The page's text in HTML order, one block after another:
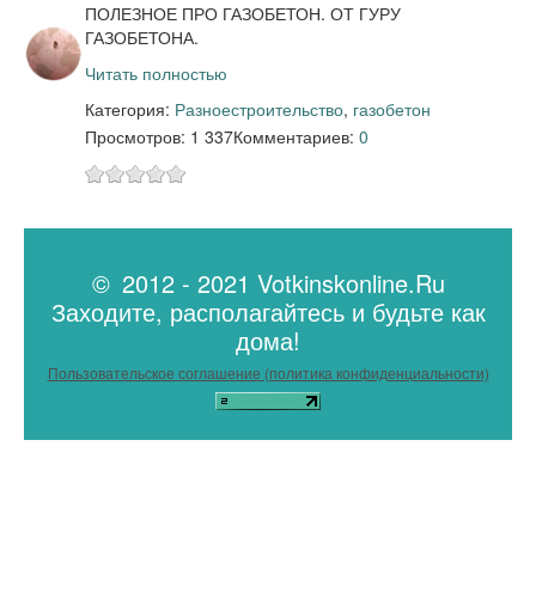
ПОЛЕЗНОЕ ПРО ГАЗОБЕТОН. ОТ ГУРУ
ГАЗОБЕТОНА.
Читать полностью
Категория: Разноестроительство, газобетон
Просмотров: 1 337Комментариев: 0
© 2012 - 2021 Votkinskonline.Ru
Заходите, располагайтесь и будьте как
дома!
Пользовательское соглашение (политика конфиденциальности)